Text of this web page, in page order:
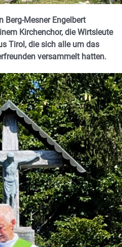
Berg-Mesner Engelbert
Kirchenchor, die Wirtsleute
Tirol, die sich alle um das
versammelt hatten.